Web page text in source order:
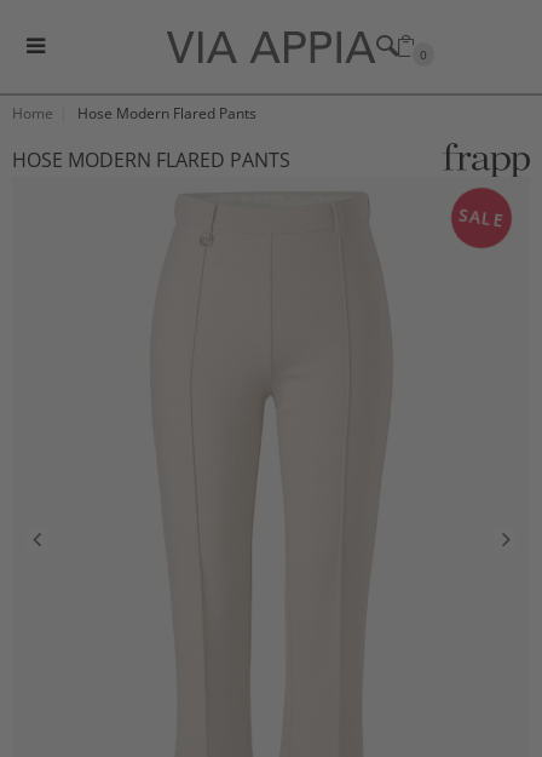
0
Home Hose Modern Flared Pants
HOSE MODERN FLARED PANTS
SALE